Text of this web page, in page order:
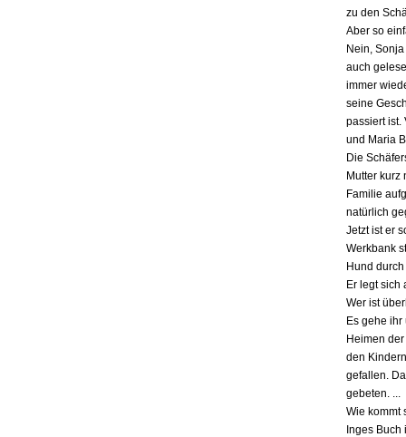
zu den
Aber so
Nein,
auch
immer
seine
passiert ist.
und Maria
Die
Mutter
Familie
natürlich
Jetzt ist er
Werkbank
Hund
Er legt sich
Wer ist
Es gehe
Heimen
den
gefallen.
gebeten. ...
Wie kommt
Inges